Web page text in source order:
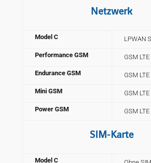
Netzwerk
Model C LPWAN
Performance GSM GSM LTE
Endurance GSM GSM LTE
Mini GSM GSM LTE
Power GSM GSM LTE
SIM-Karte
Model C